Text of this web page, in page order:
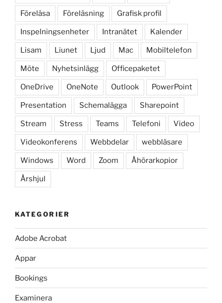
Föreläsa Föreläsning Grafisk profil
Inspelningsenheter Intranätet Kalender
Lisam Liunet Ljud Mac Mobiltelefon
Möte Nyhetsinlägg Officepaketet
OneDrive OneNote Outlook PowerPoint
Presentation Schemalägga Sharepoint
Stream Stress Teams Telefoni Video
Videokonferens Webbdelar webbläsare
Windows Word Zoom Åhörarkopior
Årshjul
KATEGORIER
Adobe Acrobat
Appar
Bookings
Examinera